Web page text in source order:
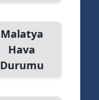
Malatya
Hava
Durumu